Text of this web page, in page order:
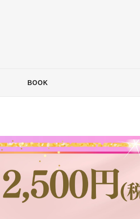
BOOK